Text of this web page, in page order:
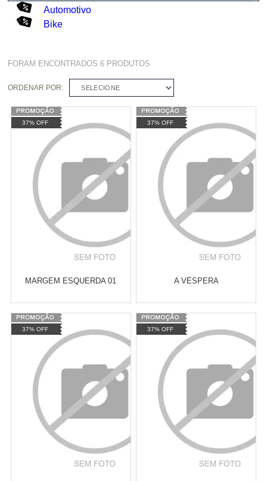
Automotivo
Bike
FORAM ENCONTRADOS6 PRODUTOS
ORDENAR POR: SELECIONE
37% OFF
MARGEM ESQUERDA 01
Varejo:
Atacado: R$ 2.550,90 (Apenas
Revendedor)
10 x
Cat:FEMINISMO E LUTA
FEMINISTA
COMPRAR
37% OFF
A VÉSPERA
Varejo:
Atacado: R$ 2.550,90 (Apenas
Revendedor)
10
Cat:
COMPRAR
37% OFF 37% OFF